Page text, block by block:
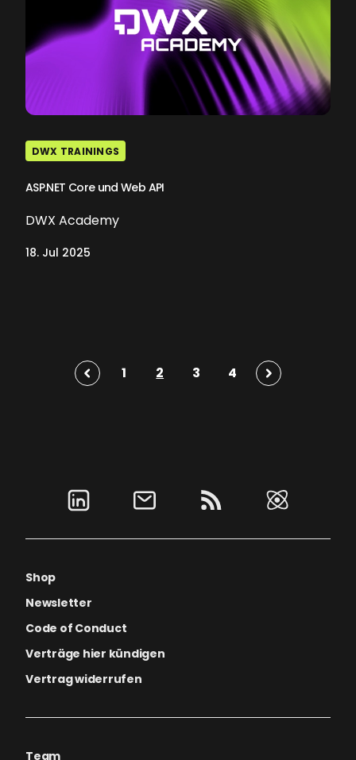
DWX TRAININGS
ASP.NET Core und Web API
DWX Academy
18. Jul 2025
1 2 3 4
Shop
Newsletter
Code of Conduct
Verträge hier kündigen
Vertrag widerrufen
Team